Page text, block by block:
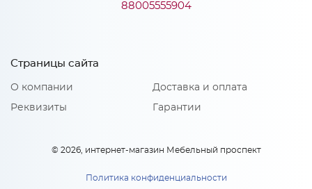
Количество упаковок: 288005555904
Страницы сайта
О компании
Реквизиты
Доставка и оплата
Гарантии
© 2026, интернет-магазин Мебельный проспект
Политика конфиденциальности